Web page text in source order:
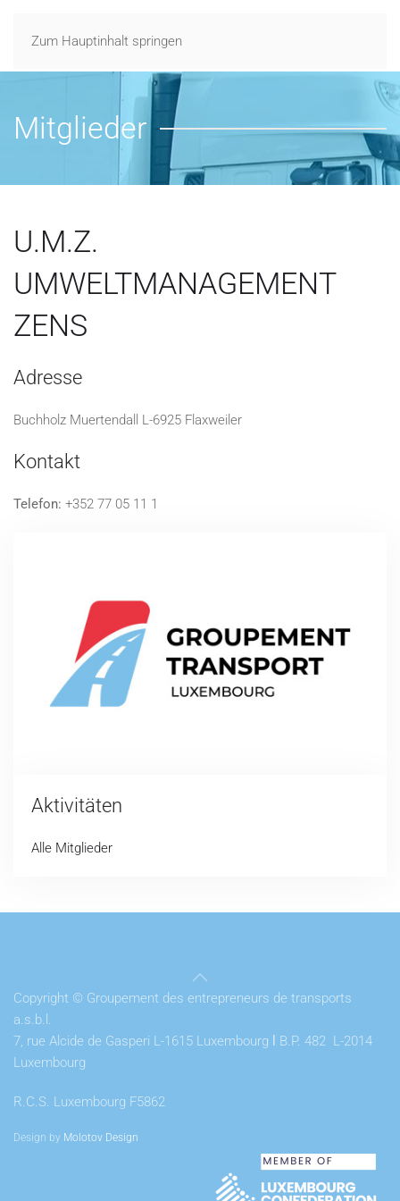
Zum Hauptinhalt springen
Mitglieder
U.M.Z.
UMWELTMANAGEMENT
ZENS
Adresse
Buchholz Muertendall L-6925 Flaxweiler
Kontakt
Telefon: +352 77 05 11 1
Aktivitäten
Alle Mitglieder
Copyright © Groupement des entrepreneurs de transports
a.s.b.l.
7, rue Alcide de Gasperi L-1615 Luxembourg
B.P. 482 L-2014
Luxembourg
R.C.S. Luxembourg F5862
Design by Molotov Design